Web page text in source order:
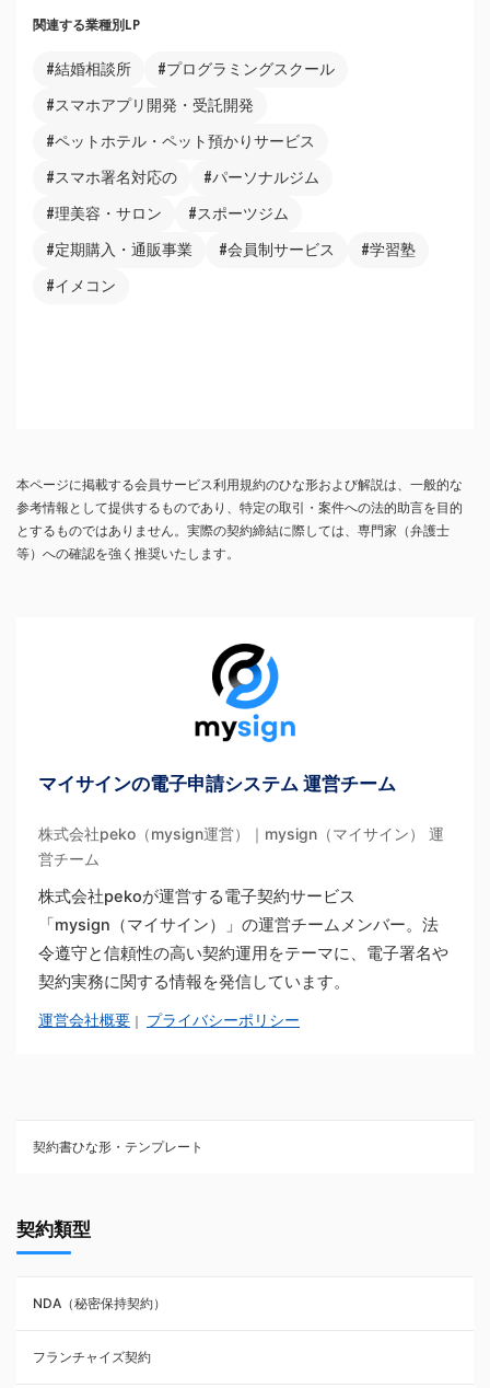
関連する業種別LP
#結婚相談所 #プログラミングスクール
#スマホアプリ開発・受託開発
#ペットホテル・ペット預かりサービス
#スマホ署名対応の #パーソナルジム
#理美容・サロン #スポーツジム
#定期購入・通販事業 #会員制サービス #学習塾
#イメコン
本ページに掲載する会員サービス利用規約のひな形および解説は、一般的な
参考情報として提供するものであり、特定の取引・案件への法的助言を目的
とするものではありません。実際の契約締結に際しては、専門家（弁護士
等）への確認を強く推奨いたします。
マイサインの電子申請システム 運営チーム
株式会社peko（mysign運営）｜mysign（マイサイン） 運
営チーム
株式会社pekoが運営する電子契約サービス
「mysign（マイサイン）」の運営チームメンバー。法
令遵守と信頼性の高い契約運用をテーマに、電子署名や
契約実務に関する情報を発信しています。
運営会社概要 ｜ プライバシーポリシー
契約書ひな形・テンプレート
NDA（秘密保持契約）
業務委託契約
利用規約・約款
契約類型
NDA（秘密保持契約）
フランチャイズ契約